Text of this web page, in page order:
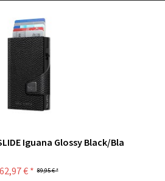
Iguana Glossy Black/Bla
89,95 € *
62,97 € *